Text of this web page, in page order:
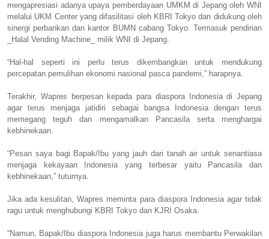
mengapresiasi adanya upaya pemberdayaan UMKM di Jepang oleh WNI
melalui UKM Center yang difasilitasi oleh KBRI Tokyo dan didukung oleh
sinergi perbankan dan kantor BUMN cabang Tokyo. Termasuk pendirian
_Halal Vending Machine_ milik WNI di Jepang.
“Hal-hal seperti ini perlu terus dikembangkan untuk mendukung
percepatan pemulihan ekonomi nasional pasca pandemi,” harapnya.
Terakhir, Wapres berpesan kepada para diaspora Indonesia di Jepang
agar terus menjaga jatidiri sebagai bangsa Indonesia dengan terus
memegang teguh dan mengamalkan Pancasila serta menghargai
kebhinekaan.
“Pesan saya bagi Bapak/Ibu yang jauh dari tanah air untuk senantiasa
menjaga kekayaan Indonesia yang terbesar yaitu Pancasila dan
kebhinekaan,” tuturnya.
Jika ada kesulitan, Wapres meminta para diaspora Indonesia agar tidak
ragu untuk menghubungi KBRI Tokyo dan KJRI Osaka.
“Namun, Bapak/Ibu diaspora Indonesia juga harus membantu Perwakilan